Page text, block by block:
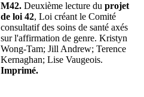
M42. Deuxième lecture du projet
de loi 42, Loi créant le Comité
consultatif des soins de santé axés
sur l'affirmation de genre. Kristyn
Wong-Tam; Jill Andrew; Terence
Kernaghan; Lise Vaugeois.
Imprimé.